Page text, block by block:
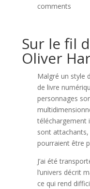
comments
Sur le fil
Oliver
Malgré un style
de livre
personnages
téléchargement
sont
pourraient être
J’ai été
l’univers décrit
ce qui rend